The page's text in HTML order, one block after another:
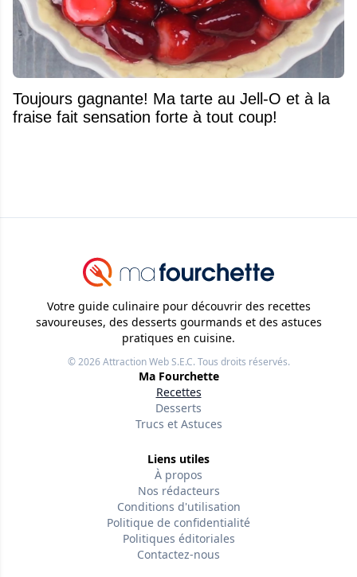
Toujours gagnante! Ma tarte au Jell-O et à la
fraise fait sensation forte à tout coup!
Votre guide culinaire pour découvrir des recettes
savoureuses, des desserts gourmands et des astuces
pratiques en cuisine.
© 2026Attraction Web S.E.C.Tous droits réservés.
Ma Fourchette
Recettes
Desserts
Trucs et Astuces
Liens utiles
À propos
Nos rédacteurs
Conditions d'utilisation
Politique de confidentialité
Politiques éditoriales
Contactez-nous